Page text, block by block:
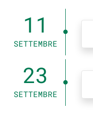
11
SETTEMBRE
23
SETTEMBRE